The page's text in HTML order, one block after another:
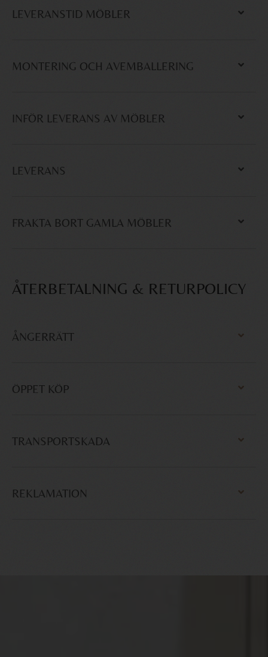
LEVERANSTID MÖBLER
MONTERING OCH AVEMBALLERING
INFÖR LEVERANS AV MÖBLER
LEVERANS
FRAKTA BORT GAMLA MÖBLER
ÅTERBETALNING & RETURPOLICY
ÅNGERRÄTT
ÖPPET KÖP
TRANSPORTSKADA
REKLAMATION